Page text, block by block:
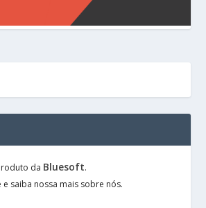
da Bluesoft.
e saiba nossa mais sobre nós.